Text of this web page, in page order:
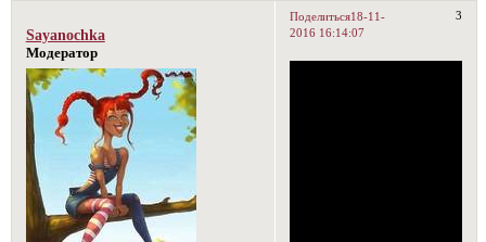
Поделиться 3
18-11-
2016 16:14:07
Sayanochka
Модератор